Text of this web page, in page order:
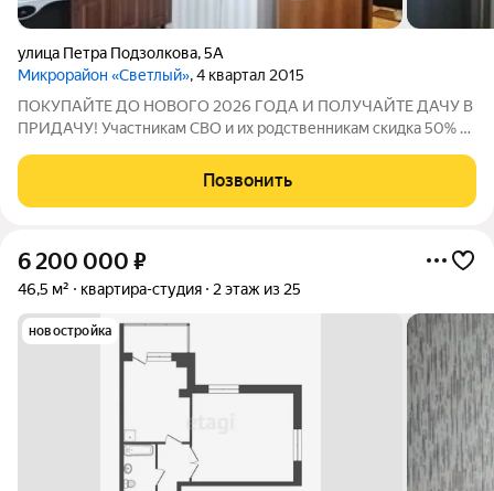
улица Петра Подзолкова,5А
Микрорайон «Светлый», 4 квартал 2015
ПОКУПАЙТЕ ДО НОВОГО 2026 ГОДА И ПОЛУЧАЙТЕ ДАЧУ В
ПРИДАЧУ! Участникам СВО и их родственникам скидка 50% на
студия с функциональной планировкой и большой лоджией -
полностью укомплектована! Квартира
Позвонить
6 200 000 ₽
46,5 м² квартира-студия 2 этаж из 25
новостройка